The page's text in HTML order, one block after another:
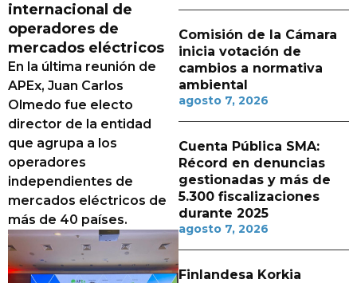
internacional de
operadores de
mercados eléctricos
En la última reunión de
APEx, Juan Carlos
Olmedo fue electo
director de la entidad
que agrupa a los
operadores
independientes de
mercados eléctricos de
más de 40 países.
Comisión de la Cámara
inicia votación de
cambios a normativa
ambiental
agosto 7, 2026
Cuenta Pública SMA:
Récord en denuncias
gestionadas y más de
5.300 fiscalizaciones
durante 2025
agosto 7, 2026
Finlandesa Korkia